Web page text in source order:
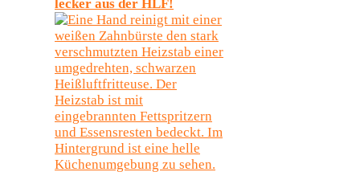
lecker aus der HLF!